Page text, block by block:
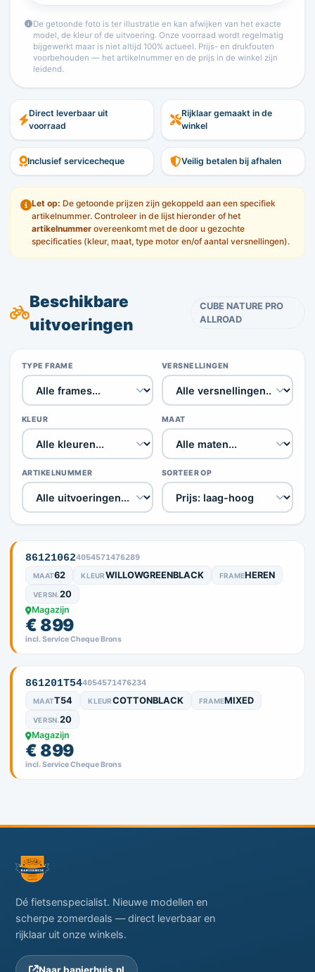
De getoonde foto is ter illustratie en kan afwijken van het exacte
model, de kleur of de uitvoering. Onze voorraad wordt regelmatig
bijgewerkt maar is niet altijd 100% actueel. Prijs- en drukfouten
voorbehouden — het artikelnummer en de prijs in de winkel zijn
leidend.
Direct leverbaar uit
voorraad
Rijklaar gemaakt in de
winkel
Inclusief servicecheque Veilig betalen bij afhalen
Let op: De getoonde prijzen zijn gekoppeld aan een specifiek
artikelnummer. Controleer in de lijst hieronder of het
artikelnummer overeenkomt met de door u gezochte
specificaties (kleur, maat, type motor en/of aantal versnellingen).
Beschikbare
uitvoeringen
CUBE NATURE PRO
ALLROAD
TYPE FRAME VERSNELLINGEN
KLEUR MAAT
ARTIKELNUMMER SORTEER OP
861210624054571476289
MAAT62 KLEURWILLOWGREENBLACK FRAMEHEREN
VERSN.20
Magazijn
€ 899
incl. Service Cheque Brons
861201T544054571476234
MAATT54 KLEURCOTTONBLACK FRAMEMIXED
VERSN.20
Magazijn
€ 899
incl. Service Cheque Brons
Dé fietsenspecialist. Nieuwe modellen en
scherpe zomerdeals — direct leverbaar en
rijklaar uit onze winkels.